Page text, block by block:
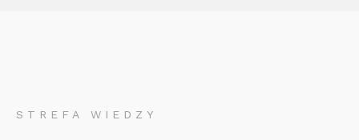
STREFA WIEDZY